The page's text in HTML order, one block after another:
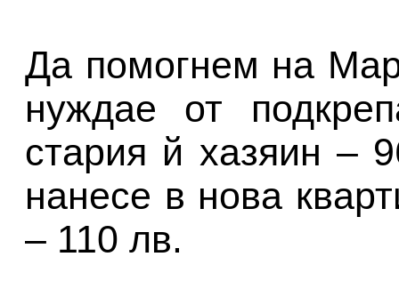
Да помогнем на
нуждае от
стария й хазяин –
нанесе в нова
– 110 лв.